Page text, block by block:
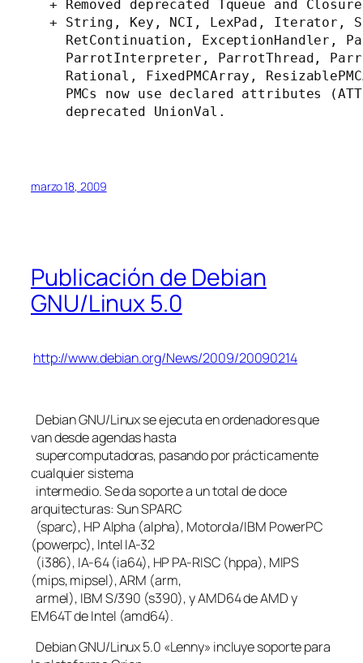
+ Removed deprecated Tqueue and
+ String, Key, NCI, LexPad, Iterator,
RetContinuation, ExceptionHandler,
ParrotInterpreter, ParrotThread,
Rational, FixedPMCArray,
PMCs now use declared attributes
    deprecated UnionVal.
marzo 18, 2009
Publicación de Debian
GNU/Linux 5.0
http://www.debian.org/News/2009/20090214
Debian GNU/Linux se ejecuta en ordenadores que
van desde agendas hasta
supercomputadoras, pasando por prácticamente
cualquier sistema
intermedio. Se da soporte a un total de doce
arquitecturas: Sun SPARC
(sparc), HP Alpha (alpha), Motorola/IBM PowerPC
(powerpc), Intel IA-32
(i386), IA-64 (ia64), HP PA-RISC (hppa), MIPS
(mips, mipsel), ARM (arm,
armel), IBM S/390 (s390), y AMD64 de AMD y
EM64T de Intel (amd64).
Debian GNU/Linux 5.0 «Lenny» incluye soporte para